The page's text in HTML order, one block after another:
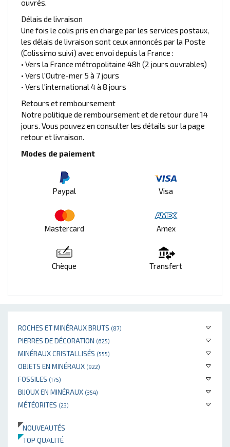
ROCHES ET MINÉRAUX BRUTS (87)
PIERRES DE DÉCORATION (625)
MINÉRAUX CRISTALLISÉS (555)
OBJETS EN MINÉRAUX (922)
FOSSILES (175)
BIJOUX EN MINÉRAUX (354)
MÉTÉORITES (23)
NOUVEAUTÉS
TOP QUALITÉ
ouvrés.
Délais de livraison
Une fois le colis pris en charge par les services postaux,
les délais de livraison sont ceux annoncés par la Poste
(Colissimo suivi) avec envoi depuis la France :
• Vers la France métropolitaine 48h (2 jours ouvrables)
• Vers l'Outre-mer 5 à 7 jours
• Vers l'international 4 à 8 jours
Retours et remboursement
Notre politique de remboursement et de retour dure 14
jours. Vous pouvez en consulter les détails sur la page
retour et livraison.
Modes de paiement
Paypal Visa
Mastercard Amex
Chèque Transfert